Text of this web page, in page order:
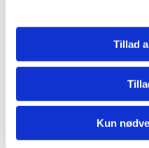
Tillad
Kun
menighedsrådsmøder i
fra det foregående år.
venligst kirkekontoret i
Kan du ikke